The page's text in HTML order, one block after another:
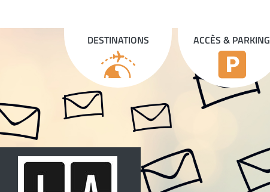
DESTINATIONS
ACCÈS & PARKING